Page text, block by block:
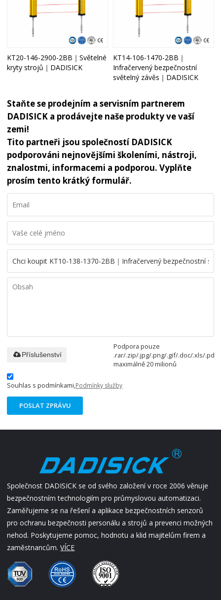
KT20-146-2900-2BB｜Světelné
kryty strojů｜DADISICK
KT14-106-1470-2BB｜
Infračervený bezpečnostní
světelný závěs｜DADISICK
Staňte se prodejním a servisním partnerem
DADISICK a prodávejte naše produkty ve vaší
zemi!
Tito partneři jsou společností DADISICK
podporováni nejnovějšími školeními, nástroji,
znalostmi, informacemi a podporou. Vyplňte
prosím tento krátký formulář.
Podpora pouze
.rar/.zip/.jpg/.png/.gif/.doc/.xls/.pdf,
maximálně 20 milionů
Příslušenství
Souhlas s podmínkami,Podmínky služby
POSLAT ZPRÁVU
Společnost DADISICK se od svého založení v roce 2006 věnuje
bezpečnostním technologiím pro průmyslovou automatizaci.
Zaměřujeme se na řešení a aplikace bezpečnostních senzorů
pro ochranu bezpečnosti personálu a strojů a prevenci možných
nehod. Poskytujeme pomoc, hodnotu a klid majitelům firem a
zaměstnancům.VÍCE